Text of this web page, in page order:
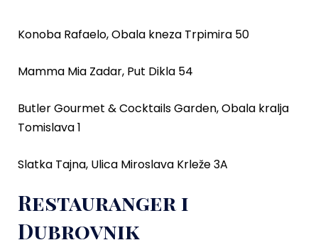
Konoba Rafaelo, Obala kneza Trpimira 50
Mamma Mia Zadar, Put Dikla 54
Butler Gourmet & Cocktails Garden, Obala kralja
Tomislava 1
Slatka Tajna, Ulica Miroslava Krleže 3A
Restauranger i
Dubrovnik